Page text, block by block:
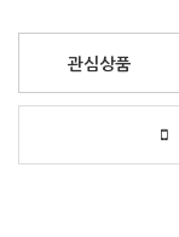
관심상품